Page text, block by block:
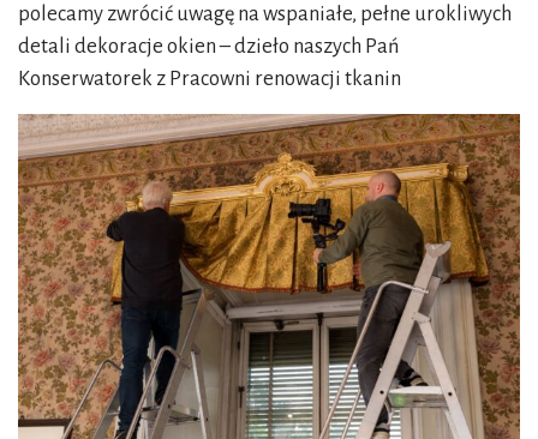
polecamy zwrócić uwagę na wspaniałe, pełne urokliwych
detali dekoracje okien – dzieło naszych Pań
Konserwatorek z Pracowni renowacji tkanin